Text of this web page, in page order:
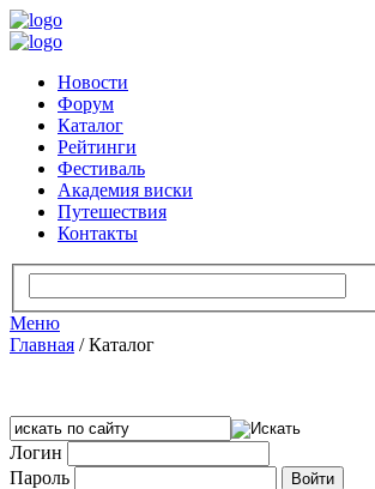
Новости
Форум
Каталог
Рейтинги
Фестиваль
Академия виски
Путешествия
Контакты
Меню
Главная /Каталог
Логин
Пароль